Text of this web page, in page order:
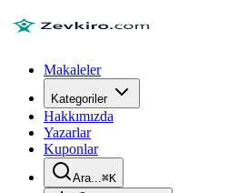
Makaleler
Kategoriler
Hakkımızda
Yazarlar
Kuponlar
Ara...⌘K